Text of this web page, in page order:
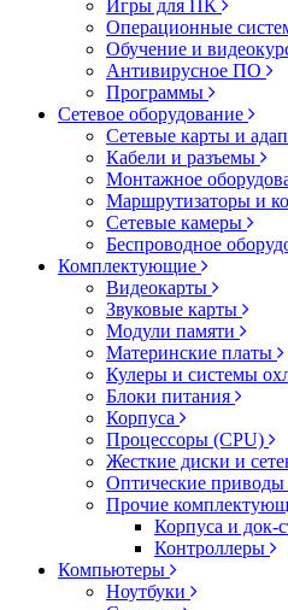
Игры для ПК
Операционные
Обучение и
Антивирусное ПО
Программы
Сетевое оборудование
Сетевые карты и
Кабели и разъемы
Монтажное
Маршрутизаторы и
Сетевые камеры
Беспроводное
Комплектующие
Видеокарты
Звуковые карты
Модули памяти
Материнские платы
Кулеры и системы
Блоки питания
Корпуса
Процессоры (CPU)
Жесткие диски и
Оптические приводы
Прочие
Корпуса и док-
Контроллеры
Компьютеры
Ноутбуки